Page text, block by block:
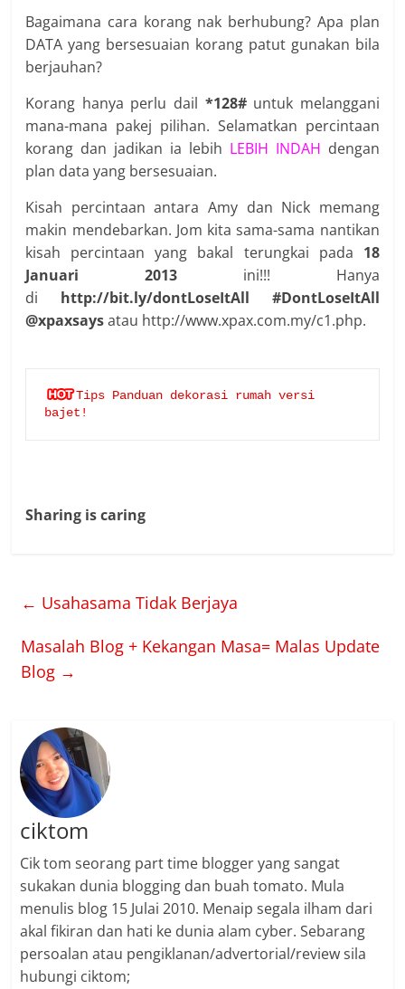
Bagaimana cara korang nak berhubung? Apa plan
DATA yang bersesuaian korang patut gunakan bila
berjauhan?
Korang hanya perlu dail *128#untuk melanggani
mana-mana pakej pilihan. Selamatkan percintaan
korang dan jadikan ia lebih LEBIH INDAH dengan
plan data yang bersesuaian.
Kisah percintaan antara Amy dan Nick memang
makin mendebarkan. Jom kita sama-sama nantikan
kisah percintaan yang bakal terungkai pada 18
Januari 2013 ini!!! Hanya
di http://bit.ly/dontLoseItAll
#DontLoseItAll
@xpaxsaysatau http://www.xpax.com.my/c1.php.
Tips Panduan dekorasi rumah versi
bajet!
Sharing is caring
← Usahasama Tidak Berjaya
Masalah Blog + Kekangan Masa= Malas Update
Blog →
ciktom
Cik tom seorang part time blogger yang sangat
sukakan dunia blogging dan buah tomato. Mula
menulis blog 15 Julai 2010. Menaip segala ilham dari
akal fikiran dan hati ke dunia alam cyber. Sebarang
persoalan atau pengiklanan/advertorial/review sila
hubungi ciktom;